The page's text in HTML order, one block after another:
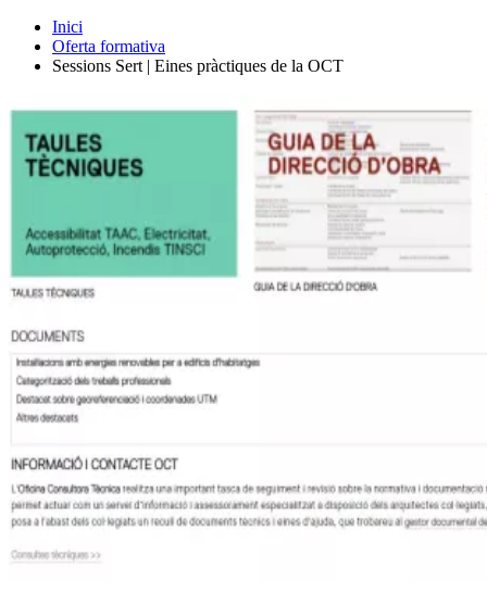
Inici
Oferta formativa
Sessions Sert | Eines pràctiques de la OCT